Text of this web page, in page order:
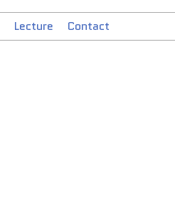
Lecture Contact